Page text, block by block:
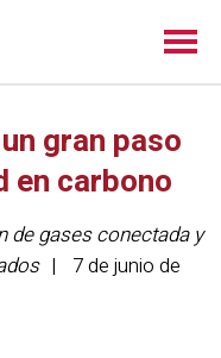
gran paso
en carbono
de gases conectada y
7 de junio de